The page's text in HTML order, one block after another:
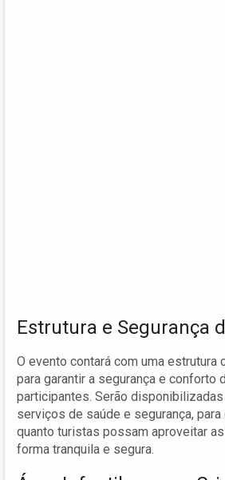
Estrutura e Segurança
O evento contará com uma estrutura
para garantir a segurança e conforto
participantes. Serão
serviços de saúde e segurança,
quanto turistas possam aproveitar
forma tranquila e segura.